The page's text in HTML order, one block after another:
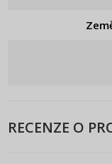
RECENZE O